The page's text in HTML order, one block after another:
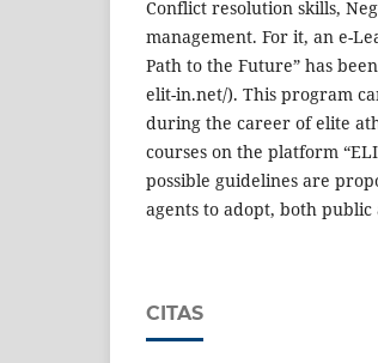
Conflict resolution skills,
management. For it, an e-
Path to the Future” has
elit-in.net/). This program
during the career of elite
courses on the platform
possible guidelines are
agents to adopt, both
CITAS